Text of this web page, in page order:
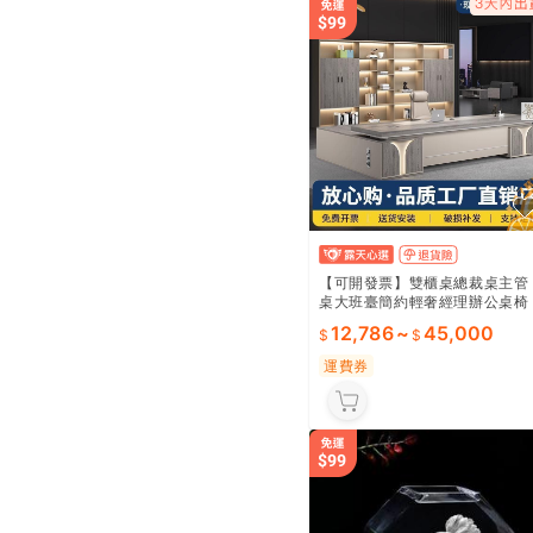
【可開發票】雙櫃桌總裁桌主管
桌大班臺簡約輕奢經理辦公桌椅
12,786~ 45,000
運費券